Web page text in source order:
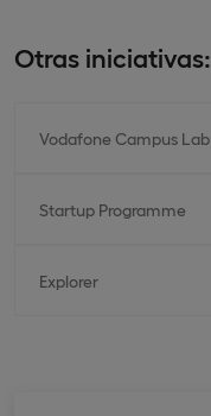
Otras iniciativas:
Vodafone Campus Lab
Startup Programme
Explorer